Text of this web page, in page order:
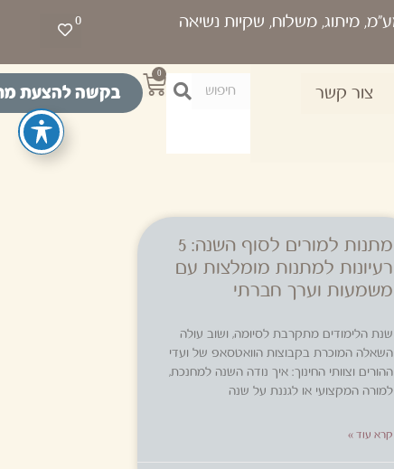
0
צור קשר
0
בקשה להצעת
מתנות למורים לסוף השנה: 5
רעיונות למתנות מומלצות עם
משמעות וערך חברתי
שנת הלימודים מתקרבת לסיומה, ושוב עולה
השאלה המוכרת בקבוצות הוואטסאפ של ועדי
ההורים וצוותי החינוך: איך נודה השנה למחנכת,
למורה המקצועי או לגננת על שנה
קרא עוד »